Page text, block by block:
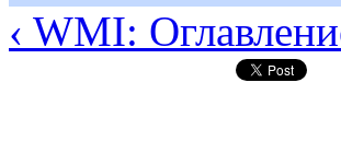
‹ WMI: